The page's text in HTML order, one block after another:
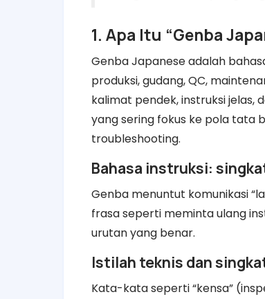
1. Apa Itu “Genba
Genba Japanese adalah
produksi, gudang, QC,
kalimat pendek, instruksi jelas,
yang sering fokus ke pola tata
troubleshooting.
Bahasa instruksi:
Genba menuntut komunikasi
frasa seperti meminta ulang
urutan yang benar.
Istilah teknis dan
Kata-kata seperti “kensa”